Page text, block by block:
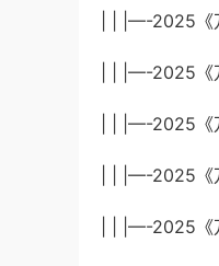
| | |—-2025《
| | |—-2025《
| | |—-2025《
| | |—-2025《
| | |—-2025《